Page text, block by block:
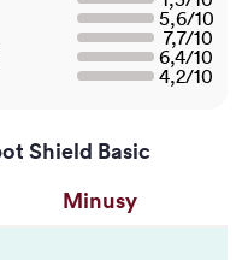
5,6/10
7,7/10
6,4/10
4,2/10
Shield Basic
Minusy